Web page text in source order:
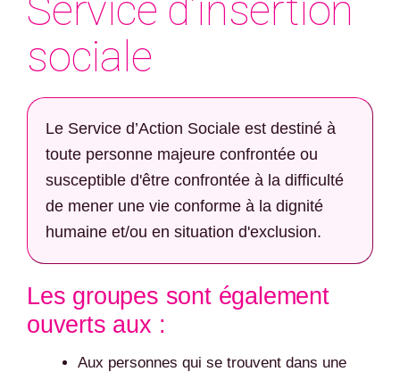
Service d’insertion
sociale
Le Service d’Action Sociale est destiné à
toute personne majeure confrontée ou
susceptible d'être confrontée à la difficulté
de mener une vie conforme à la dignité
humaine et/ou en situation d'exclusion.
Les groupes sont également
ouverts aux :
Aux personnes qui se trouvent dans une